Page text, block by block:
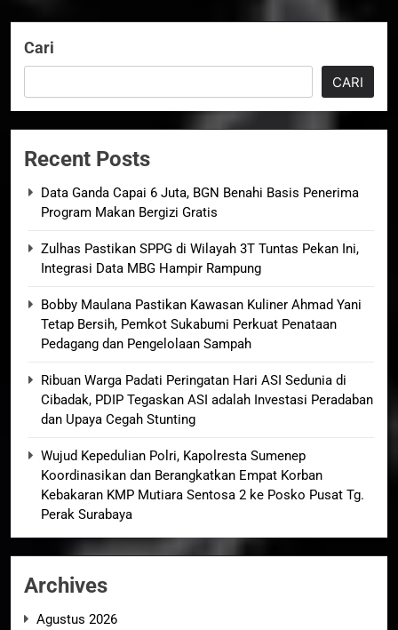
Cari
CARI
Recent Posts
Data Ganda Capai 6 Juta, BGN Benahi Basis Penerima
Program Makan Bergizi Gratis
Zulhas Pastikan SPPG di Wilayah 3T Tuntas Pekan Ini,
Integrasi Data MBG Hampir Rampung
Bobby Maulana Pastikan Kawasan Kuliner Ahmad Yani
Tetap Bersih, Pemkot Sukabumi Perkuat Penataan
Pedagang dan Pengelolaan Sampah
Ribuan Warga Padati Peringatan Hari ASI Sedunia di
Cibadak, PDIP Tegaskan ASI adalah Investasi Peradaban
dan Upaya Cegah Stunting
Wujud Kepedulian Polri, Kapolresta Sumenep
Koordinasikan dan Berangkatkan Empat Korban
Kebakaran KMP Mutiara Sentosa 2 ke Posko Pusat Tg.
Perak Surabaya
Archives
Agustus 2026